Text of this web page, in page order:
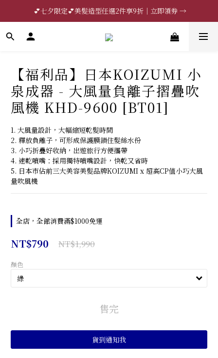
🔥限時85折｜法國CRISTEL｜立即領券 →
💕七夕限定💕美髮造型任選2件享9折｜立即領券 →
一分鐘登錄保固 | 買得安心又放心🔥▸▸
【福利品】日本KOIZUMI 小
泉成器 - 大風量負離子摺疊吹
風機 KHD-9600 [BT01]
1. 大風量設計，大幅縮短乾髮時間
2. 釋放負離子，可形成保護膜鎖住髮絲水份
3. 小巧折疊好收納，出遊旅行方便攜帶
4. 速乾噴嘴：採用獨特噴嘴設計，快乾又省時
5. 日本市佔前三大美容美髮品牌KOIZUMI x 超高CP值小巧大風
量吹風機
全店，全館消費滿$1000免運
NT$790 NT$1,990
顏色
售完
貨到通知我